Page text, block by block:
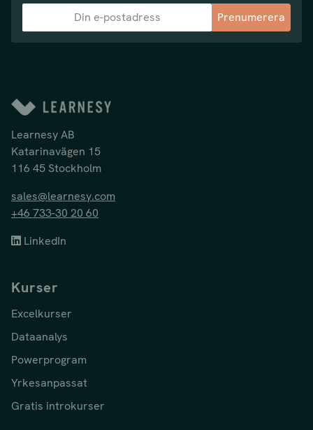
Prenumerera
Learnesy AB
Katarinavägen 15
116 45 Stockholm
sales@learnesy.com
+46 733-30 20 60
LinkedIn
Kurser
Excelkurser
Dataanalys
Powerprogram
Yrkesanpassat
Gratis introkurser